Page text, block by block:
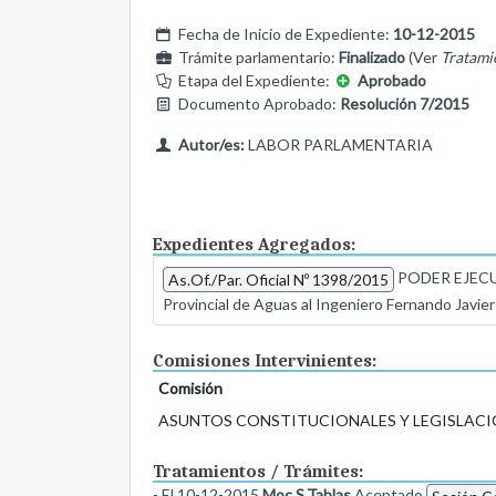
Fecha de Inicio de Expediente: 10-12-2015
Trámite parlamentario: Finalizado(Ver
Etapa del Expediente:
Aprobado
Documento Aprobado: Resolución 7/2015
Autor/es:LABOR PARLAMENTARIA
Expedientes Agregados:
As.Of./Par. Oficial Nº 1398/2015 PODER
Provincial de Aguas al Ingeniero Fernando
Comisiones Intervinientes:
Comisión
ASUNTOS CONSTITUCIONALES Y
Tratamientos / Trámites: